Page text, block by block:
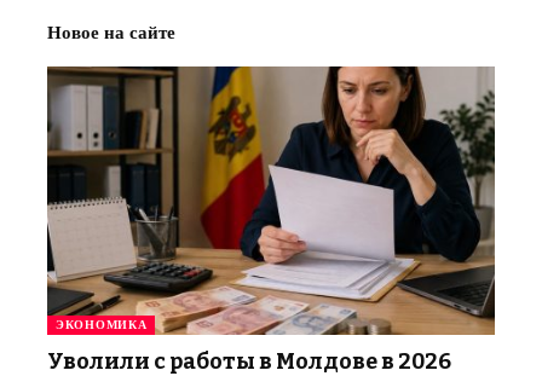
Новое на сайте
ЭКОНОМИКА
Уволили с работы в Молдове в 2026